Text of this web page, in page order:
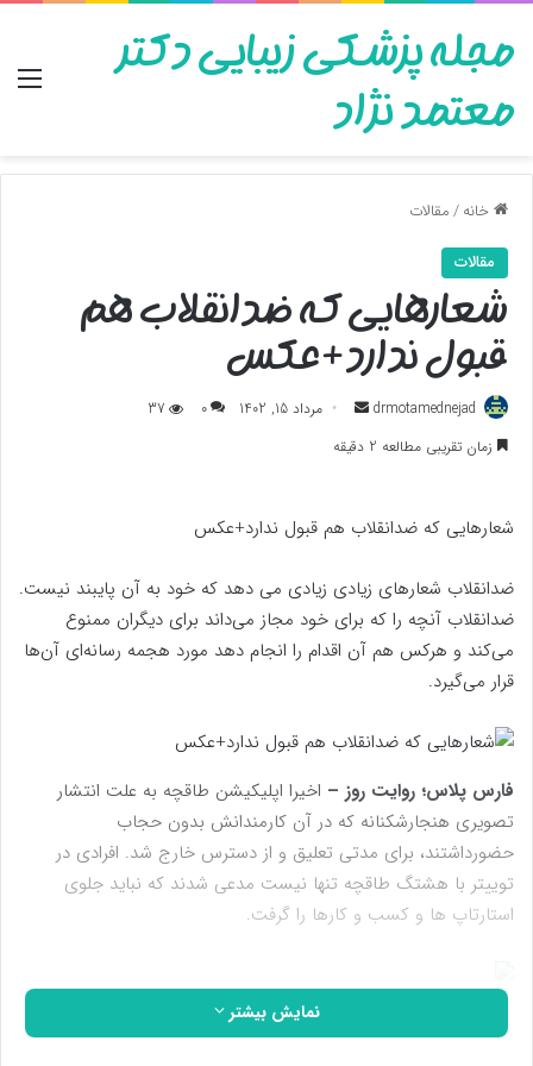
مجله پزشکی زیبایی دکتر
معتمد نژاد
خانه/مقالات
مقالات
شعارهایی که ضدانقلاب هم
قبول ندارد+عکس
drmotamednejad
ارسال
به
مرداد 15, 1402 0
37
زمان تقریبی مطالعه 2 دقیقه
شعارهایی که ضدانقلاب هم قبول ندارد+عکس
ضدانقلاب شعارهای زیادی زیادی می دهد که خود به آن پایبند نیست.
ضدانقلاب آنچه را که برای خود مجاز می‌داند برای دیگران ممنوع
می‌کند و هرکس هم آن اقدام را انجام دهد مورد هجمه رسانه‌‌ای آن‌ها
قرار می‌گیرد.
فارس پلاس؛ روایت روز – اخیرا اپلیکیشن طاقچه به علت انتشار
تصویری هنجارشکنانه که در آن کارمندانش بدون حجاب
حضورداشتند، برای مدتی تعلیق و از دسترس خارج شد. افرادی در
توییتر با هشتگ طاقچه تنها نیست مدعی شدند که نباید جلوی
استارتاپ ها و کسب و کارها را گرفت.
توییت های ضدانقلاب در حمایت از طاقچه
نمایش بیشتر